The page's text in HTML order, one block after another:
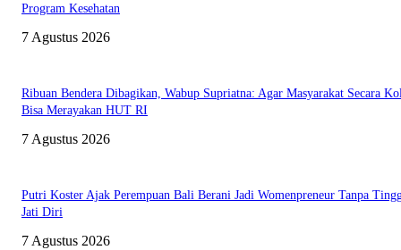
Program Kesehatan
7 Agustus 2026
Ribuan Bendera Dibagikan, Wabup Supriatna: Agar Masyarakat Secara
Bisa Merayakan HUT RI
7 Agustus 2026
Putri Koster Ajak Perempuan Bali Berani Jadi Womenpreneur Tanpa
Jati Diri
7 Agustus 2026